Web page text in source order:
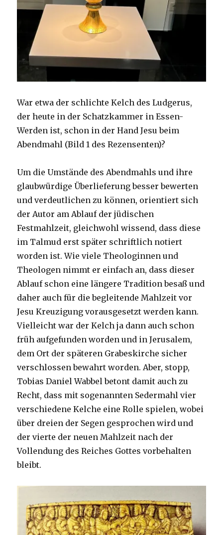
War etwa der schlichte Kelch des Ludgerus,
der heute in der Schatzkammer in Essen-
Werden ist, schon in der Hand Jesu beim
Abendmahl (Bild 1 des Rezensenten)?
Um die Umstände des Abendmahls und ihre
glaubwürdige Überlieferung besser bewerten
und verdeutlichen zu können, orientiert sich
der Autor am Ablauf der jüdischen
Festmahlzeit, gleichwohl wissend, dass diese
im Talmud erst später schriftlich notiert
worden ist. Wie viele Theologinnen und
Theologen nimmt er einfach an, dass dieser
Ablauf schon eine längere Tradition besaß und
daher auch für die begleitende Mahlzeit vor
Jesu Kreuzigung vorausgesetzt werden kann.
Vielleicht war der Kelch ja dann auch schon
früh aufgefunden worden und in Jerusalem,
dem Ort der späteren Grabeskirche sicher
verschlossen bewahrt worden. Aber, stopp,
Tobias Daniel Wabbel betont damit auch zu
Recht, dass mit sogenannten Sedermahl vier
verschiedene Kelche eine Rolle spielen, wobei
über dreien der Segen gesprochen wird und
der vierte der neuen Mahlzeit nach der
Vollendung des Reiches Gottes vorbehalten
bleibt.